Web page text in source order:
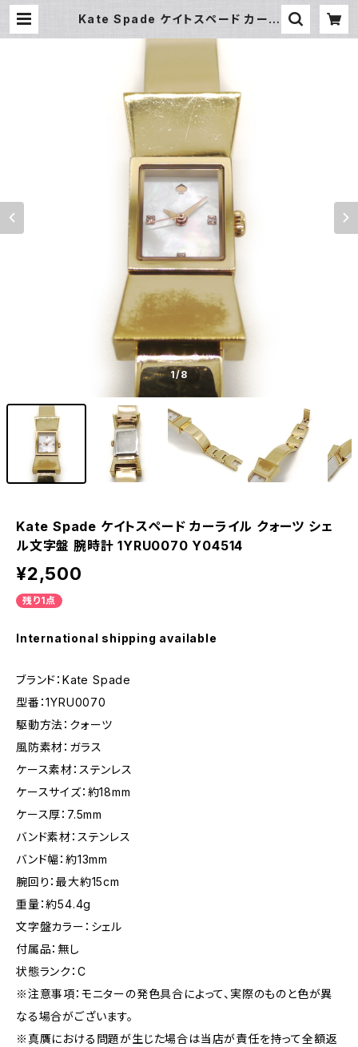
Kate Spade ケイトスペード カーラ
YRU0070 Y04514 | 大和屋質
店 前橋三俣店
1/8
Kate Spade ケイトスペード カーライル クォーツ シェ
ル文字盤 腕時計 1YRU0070 Y04514
¥2,500
残り1点
International shipping available
ブランド：Kate Spade
型番：1YRU0070
駆動方法：クォーツ
風防素材：ガラス
ケース素材：ステンレス
ケースサイズ：約18mm
ケース厚：7.5mm
バンド素材：ステンレス
バンド幅：約13mm
腕回り：最大約15cm
重量：約54.4g
文字盤カラー：シェル
付属品：無し
状態ランク：C
※注意事項：モニターの発色具合によって、実際のものと色が異
なる場合がございます。
※真贋における問題が生じた場合は当店が責任を持って全額返